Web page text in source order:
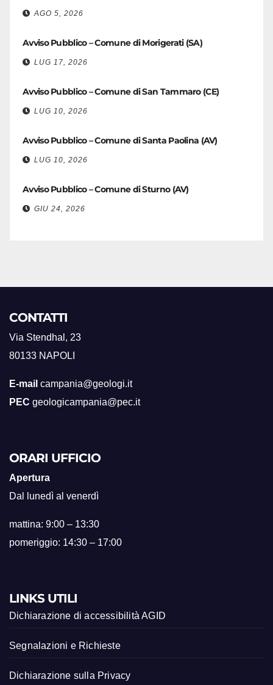
AGO 5, 2026
Avviso Pubblico – Comune di Morigerati (SA)
LUG 17, 2026
Avviso Pubblico – Comune di San Tammaro (CE)
LUG 10, 2026
Avviso Pubblico – Comune di Santa Paolina (AV)
LUG 10, 2026
Avviso Pubblico – Comune di Sturno (AV)
GIU 24, 2026
CONTATTI
Via Stendhal, 23
80133 NAPOLI
E-mail campania@geologi.it
PEC geologicampania@pec.it
ORARI UFFICIO
Apertura
Dal lunedì al venerdì
mattina: 9:00 – 13:30
pomeriggio: 14:30 – 17:00
LINKS UTILI
Dichiarazione di accessibilità AGID
Segnalazioni e Richieste
Dichiarazione sulla Privacy